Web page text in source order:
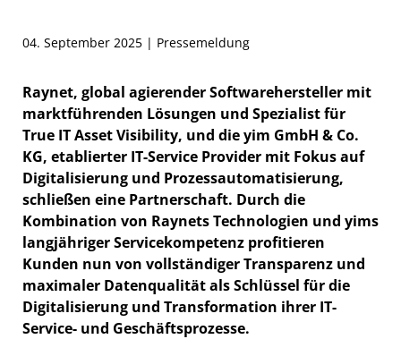
04. September 2025 | Pressemeldung
Raynet, global agierender Softwarehersteller mit
marktführenden Lösungen und Spezialist für
True IT Asset Visibility, und die yim GmbH & Co.
KG, etablierter IT-Service Provider mit Fokus auf
Digitalisierung und Prozessautomatisierung,
schließen eine Partnerschaft. Durch die
Kombination von Raynets Technologien und yims
langjähriger Servicekompetenz profitieren
Kunden nun von vollständiger Transparenz und
maximaler Datenqualität als Schlüssel für die
Digitalisierung und Transformation ihrer IT-
Service- und Geschäftsprozesse.